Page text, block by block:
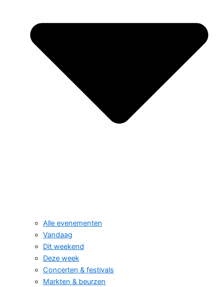
Alle evenementen
Vandaag
Dit weekend
Deze week
Concerten & festivals
Markten & beurzen